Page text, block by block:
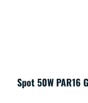
Spot 50W PAR16